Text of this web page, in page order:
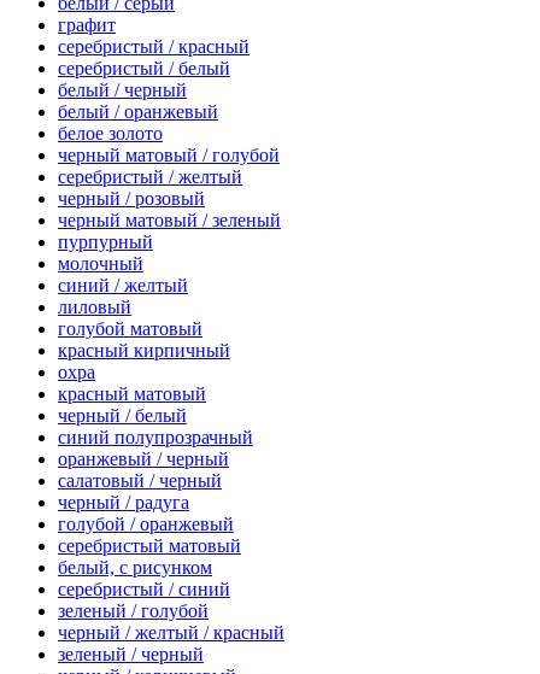
графит
серебристый / красный
серебристый / белый
белый / черный
белый / оранжевый
белое золото
черный матовый / голубой
серебристый / желтый
черный / розовый
черный матовый / зеленый
пурпурный
молочный
синий / желтый
лиловый
голубой матовый
красный кирпичный
охра
красный матовый
черный / белый
синий полупрозрачный
оранжевый / черный
салатовый / черный
черный / радуга
голубой / оранжевый
серебристый матовый
белый, с рисунком
серебристый / синий
зеленый / голубой
черный / желтый / красный
зеленый / черный